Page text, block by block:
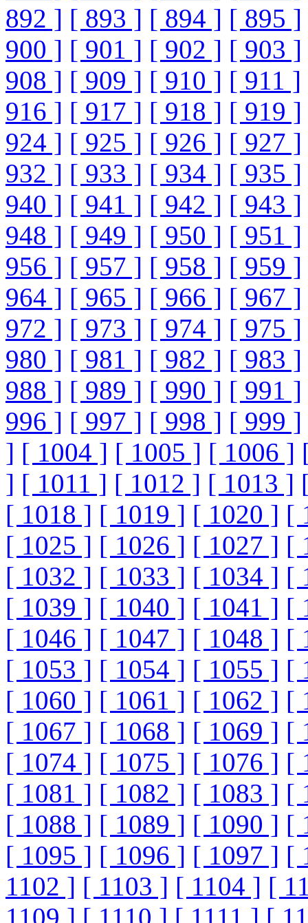
892 ] [ 893 ] [ 894 ] [ 895 ]
900 ] [ 901 ] [ 902 ] [ 903 ]
908 ] [ 909 ] [ 910 ] [ 911 ]
916 ] [ 917 ] [ 918 ] [ 919 ]
924 ] [ 925 ] [ 926 ] [ 927 ]
932 ] [ 933 ] [ 934 ] [ 935 ]
940 ] [ 941 ] [ 942 ] [ 943 ]
948 ] [ 949 ] [ 950 ] [ 951 ]
956 ] [ 957 ] [ 958 ] [ 959 ]
964 ] [ 965 ] [ 966 ] [ 967 ]
972 ] [ 973 ] [ 974 ] [ 975 ]
980 ] [ 981 ] [ 982 ] [ 983 ]
988 ] [ 989 ] [ 990 ] [ 991 ]
996 ] [ 997 ] [ 998 ] [ 999 ]
] [ 1004 ] [ 1005 ] [ 1006 ]
] [ 1011 ] [ 1012 ] [ 1013 ]
[ 1018 ] [ 1019 ] [ 1020 ] [
[ 1025 ] [ 1026 ] [ 1027 ] [
[ 1032 ] [ 1033 ] [ 1034 ] [
[ 1039 ] [ 1040 ] [ 1041 ] [
[ 1046 ] [ 1047 ] [ 1048 ] [
[ 1053 ] [ 1054 ] [ 1055 ] [
[ 1060 ] [ 1061 ] [ 1062 ] [
[ 1067 ] [ 1068 ] [ 1069 ] [
[ 1074 ] [ 1075 ] [ 1076 ] [
[ 1081 ] [ 1082 ] [ 1083 ] [
[ 1088 ] [ 1089 ] [ 1090 ] [
[ 1095 ] [ 1096 ] [ 1097 ] [
1102 ] [ 1103 ] [ 1104 ] [